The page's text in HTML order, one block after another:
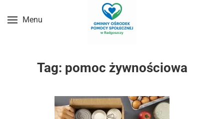
Przejdź do treści głównej
Menu
Tag: pomoc żywnościowa